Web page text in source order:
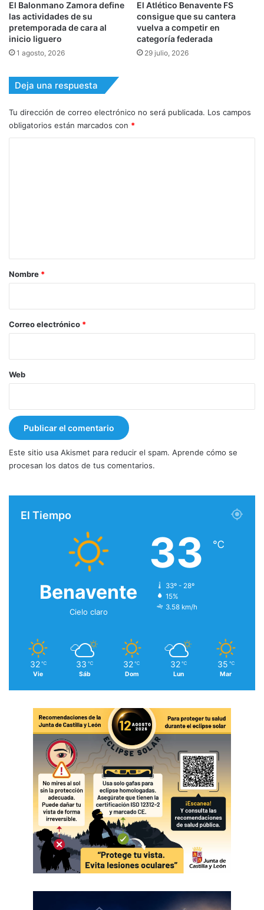
El Balonmano Zamora define
las actividades de su
pretemporada de cara al
inicio liguero
1 agosto, 2026
El Atlético Benavente FS
consigue que su cantera
vuelva a competir en
categoría federada
29 julio, 2026
Deja una respuesta
Tu dirección de correo electrónico no será publicada. Los campos
obligatorios están marcados con *
r
*
Nombre *
Correo electrónico *
Web
Este sitio usa Akismet para reducir el spam. Aprende cómo se
procesan los datos de tus comentarios.
El Tiempo
Benavente
Cielo claro
33 ℃
33º - 28º
15%
3.58 km/h
32 ℃
Vie
33 ℃
Sáb
32 ℃
Dom
32 ℃
Lun
35 ℃
Mar